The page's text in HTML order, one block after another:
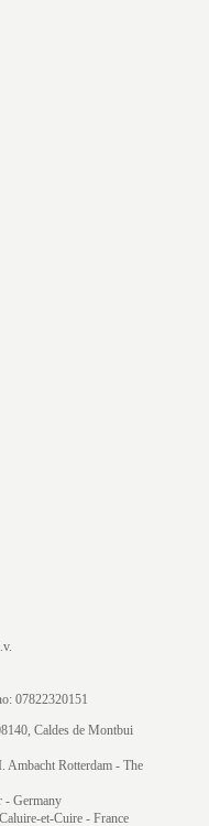
07822320151
Caldes de Montbui
Ambacht Rotterdam - The
- Germany
et-Cuire - France